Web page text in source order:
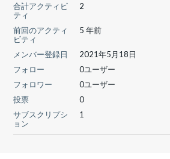
合計アクティビ
ティ
2
前回のアクティ
ビティ
5 年前
メンバー登録日
2021年5月18日
フォロー
0ユーザー
フォロワー
0ユーザー
投票
0
サブスクリプシ
ョン
1